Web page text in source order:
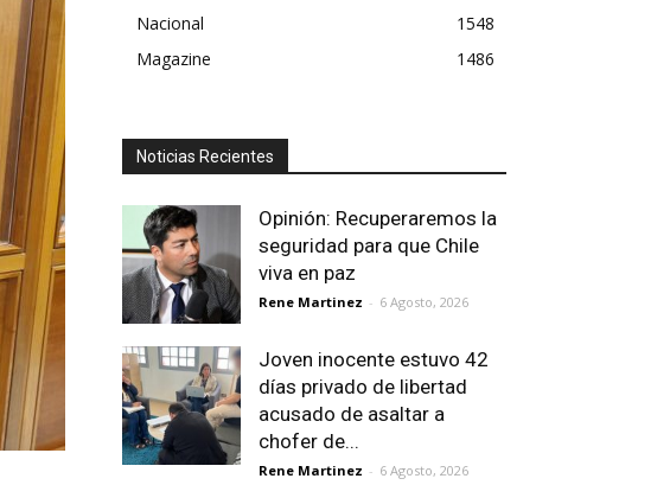
Nacional
1548
Magazine
1486
Noticias Recientes
Opinión: Recuperaremos la
seguridad para que Chile
viva en paz
Rene Martinez - 6 Agosto, 2026
Joven inocente estuvo 42
días privado de libertad
acusado de asaltar a
chofer de...
Rene Martinez - 6 Agosto, 2026